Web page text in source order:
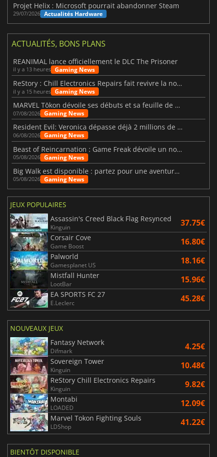
Projet Helix : Microsoft pourrait abandonner Steam
29/07/2026 Actualités Hardware
ACTUALITÉS, BONS PLANS
REANIMAL lance officiellement le DLC The Prisoner
il y a 13 heures Gaming News
ReStory : Chill Electronics Repairs fait revivre la nostalgie des années 2000
il y a 15 heures Gaming News
MARVEL Tōkon dévoile ses débuts et sa feuille de route
07/08/2026 Gaming News
Resident Evil: Veronica dépasse déjà 2 millions de wishlists
06/08/2026 Gaming News
Beast of Reincarnation : Game Freak dévoile un nouveau pari
05/08/2026 Gaming News
Big Walk est disponible : partez pour une aventure entre amis
05/08/2026 Gaming News
JEUX POPULAIRES
Assassin's Creed Black Flag Resynced
Kinguin 37.75€
Corsair Cove
Game Boost 16.80€
Palworld
Gamesplanet US 18.16€
Mistfall Hunter
LootBar 15.96€
EA SPORTS FC 27
E.Leclerc 45.28€
NOUVEAUX JEUX
Fantasy Network
Difmark 4.25€
Sovereign Tower
Kinguin 10.48€
ReStory Chill Electronics Repairs
Kinguin 9.82€
Montabi
LOADED 12.09€
Marvel Tokon Fighting Souls
LDShop 41.22€
BIENTÔT DISPONIBLE